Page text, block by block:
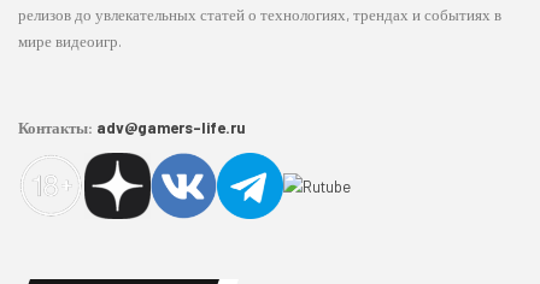
релизов до увлекательных статей о технологиях, трендах и событиях в
мире видеоигр.
Контакты: adv@gamers-life.ru